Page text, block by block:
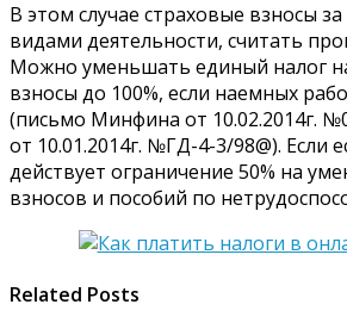
В этом случае страховые взносы
видами деятельности, считать
Можно уменьшать единый налог
взносы до 100%, если наемных
(письмо Минфина от 10.02.2014г.
от 10.01.2014г. №ГД-4-3/98@). Если
действует ограничение 50% на
взносов и пособий по
Related Posts